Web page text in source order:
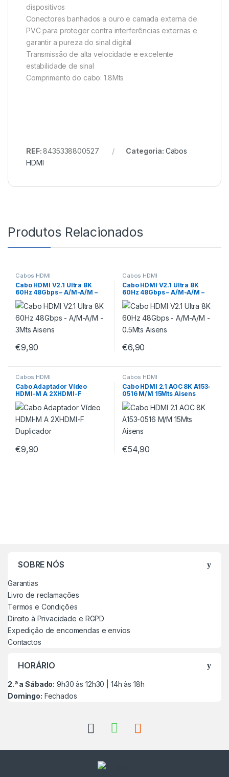
dispositivos
Conectores banhados a ouro e camada externa de
PVC para proteger contra interferências externas e
garantir a pureza do sinal digital
Transmissão de alta velocidade e excelente
estabilidade de sinal
Comprimento do cabo: 1.8Mts
REF:8435338800527 Categoria: Cabos
HDMI
Produtos Relacionados
Cabos HDMI
Cabo HDMI V2.1 Ultra 8K
60Hz 48Gbps – A/M-A/M –
3Mts Aisens
€9,90
Cabos HDMI
Cabo HDMI V2.1 Ultra 8K
60Hz 48Gbps – A/M-A/M –
0.5Mts Aisens
€6,90
Cabos HDMI
Cabo Adaptador Vídeo
HDMI-M A 2XHDMI-F
Duplicador
€9,90
Cabos HDMI
Cabo HDMI 2.1 AOC 8K A153-
0516 M/M 15Mts Aisens
€54,90
SOBRE NÓS
Garantias
Livro de reclamações
Termos e Condições
Direito à Privacidade e RGPD
Expedição de encomendas e envios
Contactos
HORÁRIO
2.ª a Sábado: 9h30 às 12h30 | 14h às 18h
Domingo: Fechados